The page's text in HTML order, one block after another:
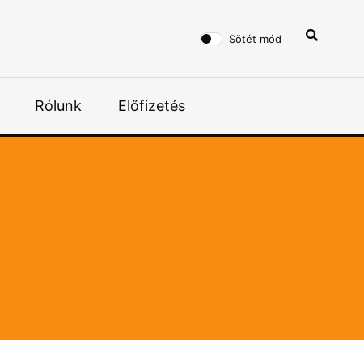
Sötét mód
Rólunk Előfizetés